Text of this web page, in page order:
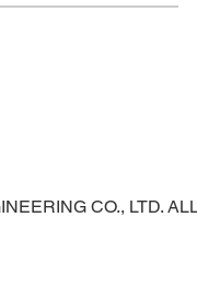
CO., LTD.